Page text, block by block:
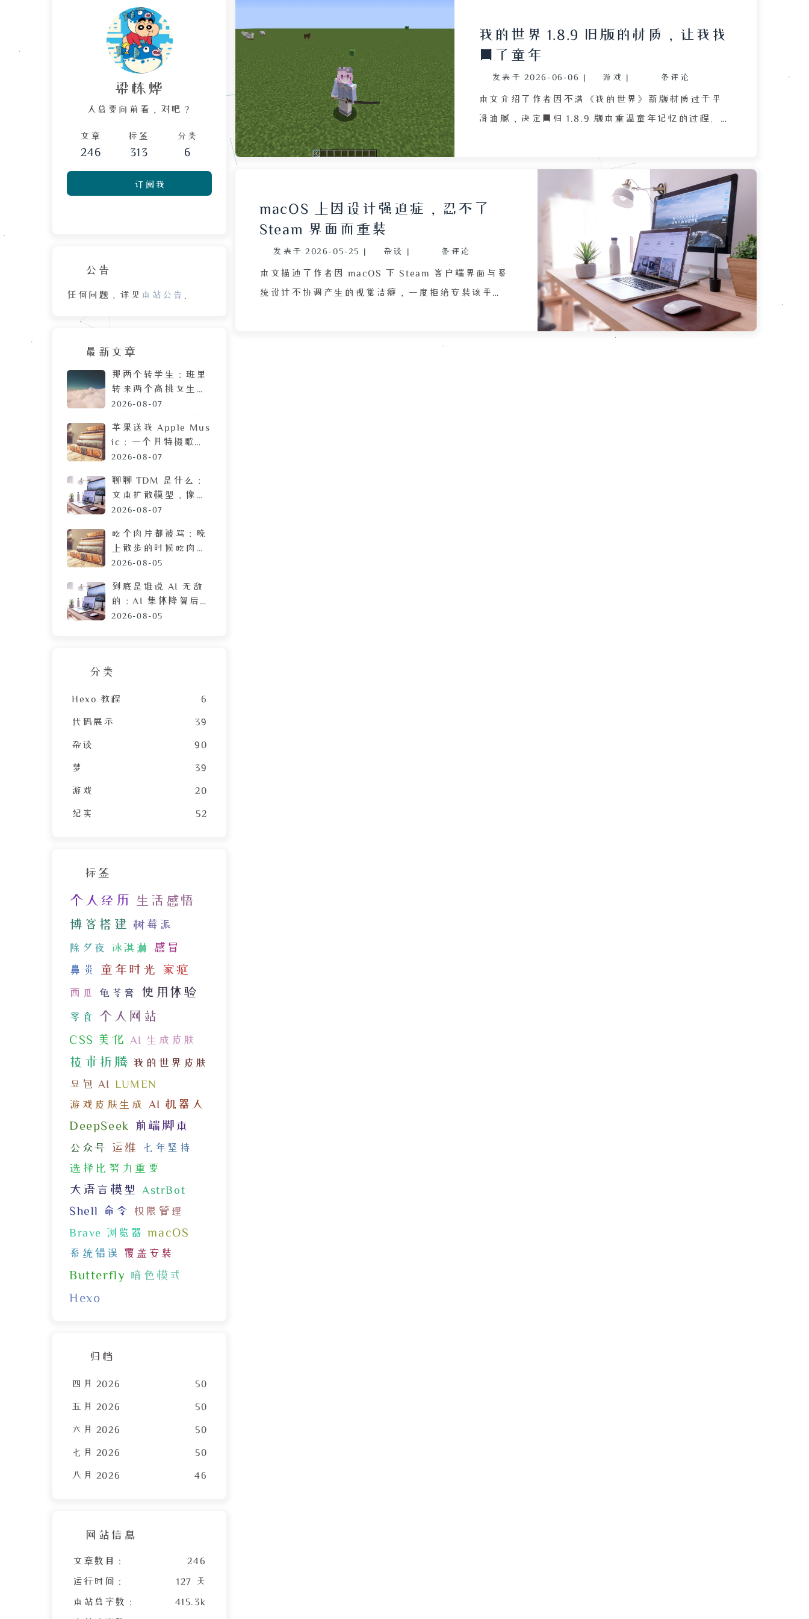
我的世界 1.8.9 旧版的材质，让我找
回了童年
发表于 2026-06-06 | 游戏 | 条评论
本文介绍了作者因不满《我的世界》新版材质过于平
滑油腻，决定回归 1.8.9 版本重温童年记忆的过程。在
脑因 ARM 架构无法直接获取 OpenJDK 8，经过尝试
Homebrew 失败后，在 AI 建议下了解到 Zulu 这一专
门适配各平台的 OpenJDK 发行版，最终成功安装并启
动游戏。进入游戏后，熟悉的界面和声音将作者带回
2018 年夏天，当年追捧的实况解说和建筑教学历历在
目。然而重玩拔刀剑模组时，自动索敌功能与 Shift 键
物品操作发生冲突，带来真实的老版本体验。最后作
者在工作台、床、熔炉等基础物品前停下，感慨老版
本粗粝质朴的材质风格给想象力留下了最大空间，并
怀念那份如今已不易找回的童年想象力。
macOS 上因设计强迫症，忍不了
Steam 界面而重装
发表于 2026-05-25 | 杂谈 | 条评论
本文描述了作者因 macOS 下 Steam 客户端界面与系
统设计不协调产生的视觉洁癖，一度拒绝安装该平
梁栋烨
人总要向前看，对吧？
文章
246
标签
313
分类
6
订阅我
公告
任何问题，详见 本站公告
最新文章
那两个转学生：班里
转来两个高挑女生，
拷贝 MP3 居然是喜
2026-08-07
苹果送我 Apple Mus
ic：一个月特摄歌曲
搜索体验，让我果断
2026-08-07
聊聊 TDM 是什么：
文本扩散模型，像生
成图片一样生成文章
2026-08-07
吃个肉片都被骂：晚
上散步的时候吃肉
脯，遭陌生人鄙视的
2026-08-05
到底是谁说 AI 无敌
的：AI 集体降智后，
DeepSeek 让我彻底
2026-08-05
分类
Hexo 教程 6
代码展示 39
杂谈 90
梦 39
游戏 20
纪实 52
标签
个人经历 生活感悟
博客搭建 树莓派
除夕夜 冰淇淋 感冒
鼻炎 童年时光 家庭
西瓜 龟苓膏 使用体验
零食 个人网站
CSS 美化 AI 生成皮肤
技术折腾 我的世界皮肤
豆包 AI
LUMEN
游戏皮肤生成
AI 机器人
DeepSeek 前端脚本
公众号 运维 七年坚持
选择比努力重要
大语言模型 AstrBot
Shell 命令
权限管理
Brave 浏览器 macOS
系统错误 覆盖安装
Butterfly 暗色模式
Hexo
归档
四月 2026 50
五月 2026 50
六月 2026 50
七月 2026 50
八月 2026 46
网站信息
文章数目 : 246
运行时间 : 127 天
本站总字数 : 415.3k